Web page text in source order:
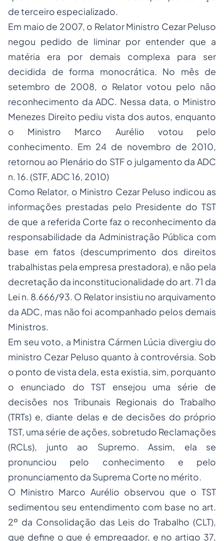
de terceiro especializado.
Em maio de 2007, o Relator Ministro Cezar Peluso
negou pedido de liminar por entender que a
matéria era por demais complexa para ser
decidida de forma monocrática. No mês de
setembro de 2008, o Relator votou pelo não
reconhecimento da ADC. Nessa data, o Ministro
Menezes Direito pediu vista dos autos, enquanto
o Ministro Marco Aurélio votou pelo
conhecimento. Em 24 de novembro de 2010,
retornou ao Plenário do STF o julgamento da ADC
n. 16. (STF, ADC 16, 2010)
Como Relator, o Ministro Cezar Peluso indicou as
informações prestadas pelo Presidente do TST
de que a referida Corte faz o reconhecimento da
responsabilidade da Administração Pública com
base em fatos (descumprimento dos direitos
trabalhistas pela empresa prestadora), e não pela
decretação da inconstitucionalidade do art. 71 da
Lei n. 8.666/93. O Relator insistiu no arquivamento
da ADC, mas não foi acompanhado pelos demais
Ministros.
Em seu voto, a Ministra Cármen Lúcia divergiu do
ministro Cezar Peluso quanto à controvérsia. Sob
o ponto de vista dela, esta existia, sim, porquanto
o enunciado do TST ensejou uma série de
decisões nos Tribunais Regionais do Trabalho
(TRTs) e, diante delas e de decisões do próprio
TST, uma série de ações, sobretudo Reclamações
(RCLs), junto ao Supremo. Assim, ela se
pronunciou pelo conhecimento e pelo
pronunciamento da Suprema Corte no mérito.
O Ministro Marco Aurélio observou que o TST
sedimentou seu entendimento com base no art.
2º da Consolidação das Leis do Trabalho (CLT),
que define o que é empregador, e no artigo 37,